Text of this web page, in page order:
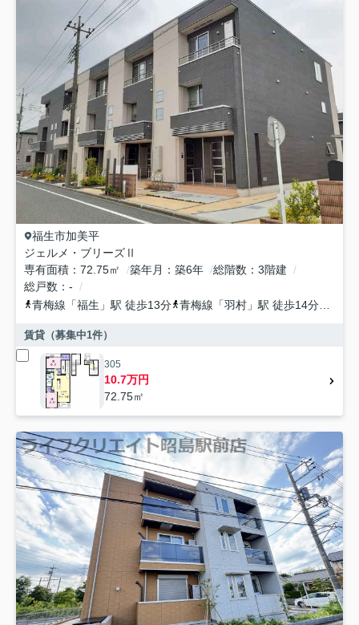
福生市加美平
ジェルメ・ブリーズⅡ
専有面積
72.75㎡ 築年月 築6年 総階数
3階建
総戸数
-
青梅線 「福生 」駅 徒歩13分 青梅線 「羽村 」駅 徒歩14分
賃貸（募集中1件）
305
10.7万円
72.75㎡